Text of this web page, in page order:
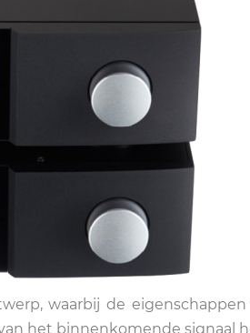
waarbij de
het binnenkomende signaal